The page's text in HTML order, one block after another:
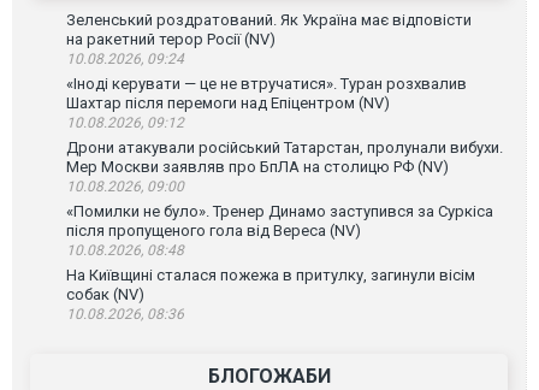
Зеленський роздратований. Як Україна має відповісти
на ракетний терор Росії (NV)
10.08.2026, 09:24
«Іноді керувати — це не втручатися». Туран розхвалив
Шахтар після перемоги над Епіцентром (NV)
10.08.2026, 09:12
Дрони атакували російський Татарстан, пролунали вибухи.
Мер Москви заявляв про БпЛА на столицю РФ (NV)
10.08.2026, 09:00
«Помилки не було». Тренер Динамо заступився за Суркіса
після пропущеного гола від Вереса (NV)
10.08.2026, 08:48
На Київщині сталася пожежа в притулку, загинули вісім
собак (NV)
10.08.2026, 08:36
БЛОГОЖАБИ